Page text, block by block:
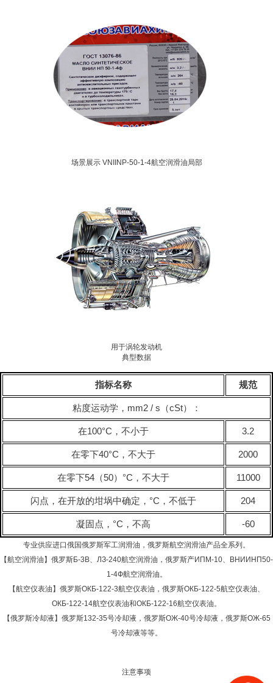
场景展示 VNIINP-50-1-4航空润滑油局部
用于涡轮发动机
典型数据
指标名称 规范
粘度运动学，mm2 / s（cSt）：
在100°C，不小于 3.2
在零下40°С，不大于 2000
在零下54（50）°С，不大于 11000
闪点，在开放的坩埚中确定，°С，不低于 204
凝固点，°С，不高 -60
专业供应进口俄国俄罗斯军工润滑油，俄罗斯航空润滑油产品全系列。
【航空润滑油】俄罗斯Б-3В、ЛЗ-240航空润滑油，俄罗斯产ИПМ-10、ВНИИНП50-
1-4Ф航空润滑油。
【航空仪表油】俄罗斯ОКБ-122-3航空仪表油，俄罗斯ОКБ-122-5航空仪表油、
ОКБ-122-14航空仪表油和ОКБ-122-16航空仪表油。
【俄罗斯冷却液】俄罗斯132-35号冷却液，俄罗斯ОЖ-40号冷却液，俄罗斯ОЖ-65
号冷却液等等。
注意事项